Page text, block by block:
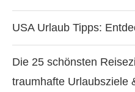
USA Urlaub Tipps:
Die 25 schönsten
traumhafte Urlaubsziele